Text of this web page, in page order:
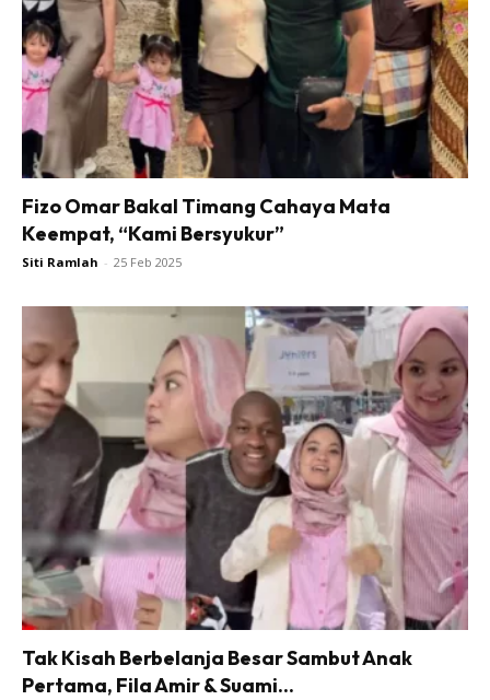
Fizo Omar Bakal Timang Cahaya Mata
Keempat, “Kami Bersyukur”
Siti Ramlah - 25 Feb 2025
Tak Kisah Berbelanja Besar Sambut Anak
Pertama, Fila Amir & Suami...